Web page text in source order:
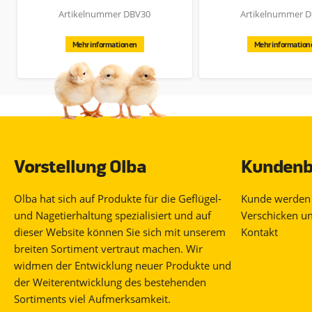
Der eingeschlossene Adapter hat eine Kapazität von 0.6
einen Überkarton passen.
Inklusive 230VAC > 24VDC Adapter (1.2Amp).
Artikelnummer DBV30
Mehr informationen
Artikelnummer
Mehr
Vorstellung Olba
Olba hat sich auf Produkte für die Geflügel-
und Nagetierhaltung spezialisiert und auf
dieser Website können Sie sich mit unserem
breiten Sortiment vertraut machen. Wir
widmen der Entwicklung neuer Produkte und
der Weiterentwicklung des bestehenden
Sortiments viel Aufmerksamkeit.
Kunde werden
Verschicken
Kontakt